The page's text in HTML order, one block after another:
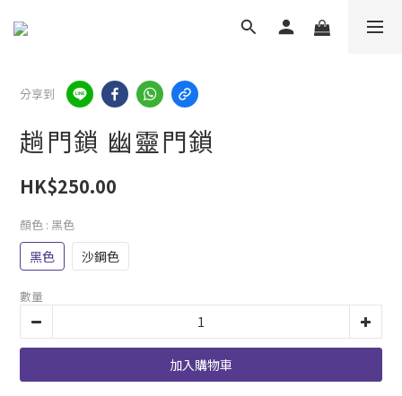
分享到
趟門鎖 幽靈門鎖
HK$250.00
顏色 : 黑色
黑色 沙鋼色
數量
加入購物車